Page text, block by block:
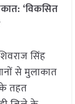
‘विकसित
सिंह
से मुलाकात
तहत